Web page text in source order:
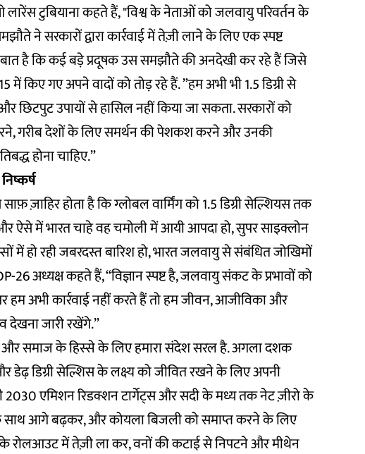
टुबियाना कहते हैं, "विश्व के नेताओं को जलवायु परिवर्तन के
ने सरकारों द्वारा कार्रवाई में तेज़ी लाने के लिए एक स्पष्ट
है कि कई बड़े प्रदूषक उस समझौते की अनदेखी कर रहे हैं जिसे
किए गए अपने वादों को तोड़ रहे हैं. ”हम अभी भी 1.5 डिग्री से
उपायों से हासिल नहीं किया जा सकता. सरकारों को
करने, गरीब देशों के लिए समर्थन की पेशकश करने और उनकी
होना चाहिए.”
ज़ाहिर होता है कि ग्लोबल वार्मिंग को 1.5 डिग्री सेल्शियस तक
में भारत चाहे वह चमोली में आयी आपदा हो, सुपर साइक्लोन
हो रही जबरदस्त बारिश हो, भारत जलवायु से संबंधित जोखिमों
26 अध्यक्ष कहते हैं, “विज्ञान स्पष्ट है, जलवायु संकट के प्रभावों को
अभी कार्रवाई नहीं करते हैं तो हम जीवन, आजीविका और
देखना जारी रखेंगे.”
और समाज के हिस्से के लिए हमारा संदेश सरल है. अगला दशक
डेढ़ डिग्री सेल्शिस के लक्ष्य को जीवित रखने के लिए अपनी
2030 एमिशन रिडक्शन टार्गेट्स और सदी के मध्य तक नेट ज़ीरो के
साथ आगे बढ़कर, और कोयला बिजली को समाप्त करने के लिए
के रोलआउट में तेज़ी ला कर, वनों की कटाई से निपटने और मीथेन